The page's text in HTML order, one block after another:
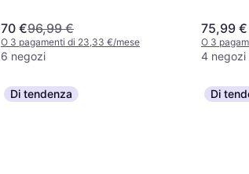
70 €96,99 €
O 3 pagamenti di 23,33 €/mese
6 negozi
75,99 €
O 3
4 negozi
Di tendenza Di